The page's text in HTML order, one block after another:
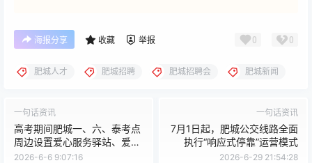
海报分享 收藏 举报 0 0
肥城人才 肥城招聘 肥城招聘会 肥城新闻
一句话资讯
高考期间肥城一、六、泰考点
周边设置爱心服务驿站、爱心
车辆停放点~具体位置…
2026-6-6 9:07:16
一句话资讯
7月1日起，肥城公交线路全面
执行“响应式停靠”运营模式
2026-6-29 21:54:28